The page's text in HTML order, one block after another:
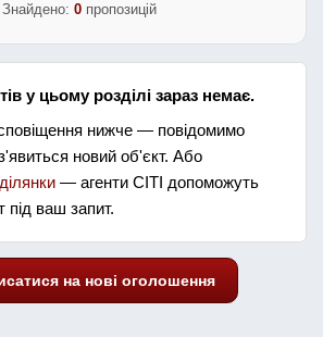
Знайдено: 0 пропозицій
у цьому розділі зараз немає.
нижче — повідомимо
новий об'єкт. Або
— агенти СІТІ допоможуть
під ваш запит.
на нові оголошення